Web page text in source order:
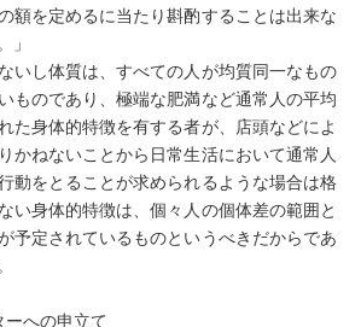
額を定めるに当たり斟酌することは出来な
」
いし体質は、すべての人が均質同一なもの
ものであり、極端な肥満など通常人の平均
た身体的特徴を有する者が、店頭などによ
かねないことから日常生活において通常人
動をとることが求められるような場合は格
い身体的特徴は、個々人の個体差の範囲と
予定されているものというべきだからであ
ーへの申立て